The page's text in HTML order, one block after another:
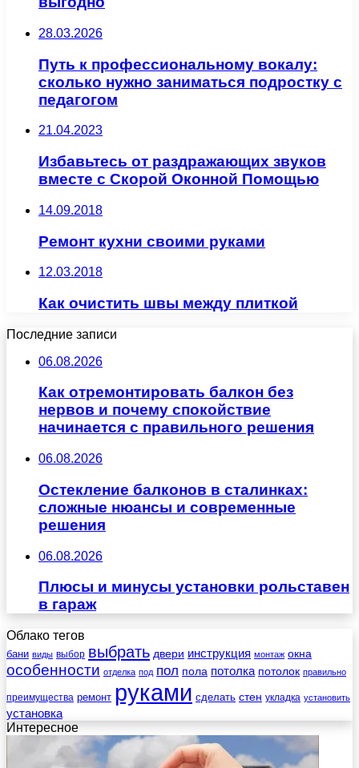
28.03.2026
Путь к профессиональному вокалу:
сколько нужно заниматься подростку с
педагогом
21.04.2023
Избавьтесь от раздражающих звуков
вместе с Скорой Оконной Помощью
14.09.2018
Ремонт кухни своими руками
12.03.2018
Как очистить швы между плиткой
Последние записи
06.08.2026
Как отремонтировать балкон без
нервов и почему спокойствие
начинается с правильного решения
06.08.2026
Остекление балконов в сталинках:
сложные нюансы и современные
решения
06.08.2026
Плюсы и минусы установки рольставен
в гараж
Облако тегов
бани виды выбор выбрать двери инструкция монтаж окна
особенности отделка под пол пола потолка потолок правильно
преимущества ремонт руками сделать стен укладка установить
установка
Интересное